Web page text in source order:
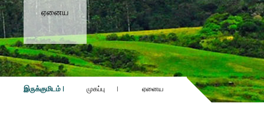
ஏனைய
இருக்குமிடம் | முகப்பு | ஏனைய